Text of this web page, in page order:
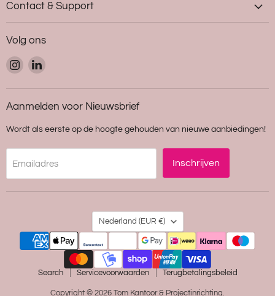
Contact & Support
Volg ons
Vind
ons
op
Instagram
Vind
op
LinkedIn
Aanmelden voor Nieuwsbrief
Wordt als eerste op de hoogte gehouden van nieuwe aanbiedingen!
Emailadres Inschrijven
Land
Nederland (EUR €)
Search Servicevoorwaarden Terugbetalingsbeleid
Copyright © 2026 Tom Kantoor & Projectinrichting.